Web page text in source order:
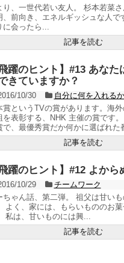
り、一世代若い友人。 杉本若菜さ
、前向き、エネルギッシュな人で
に会ったら...
記事を読む
飛躍のヒント】#13 あなた
きていますか？
10/30
自分に何を入れるか
賞というTVの賞があります。海
を表彰する、NHK 主催の賞です
で、最優秀賞だか何かに選ばれた
記事を読む
飛躍のヒント】#12 よから
10/29
チームワーク
ちゃん話、第二弾。 祖父は甘い
よく、家には、もらいもののお
私は、甘いものには興...
記事を読む